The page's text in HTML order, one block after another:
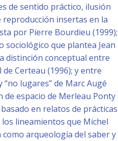
de sentido práctico, ilusión
insertas en la
por Pierre Bourdieu (1999);
sociológico que plantea Jean
distinción conceptual entre
Certeau (1996); y entre
lugares” de Marc Augé
de espacio de Merleau Ponty
en relatos de prácticas
lineamientos que Michel
como arqueología del saber y